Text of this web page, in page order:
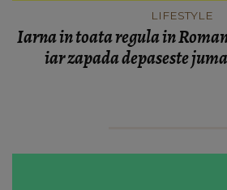
LIFESTYLE
Iarna in toata regula in
iar zapada depaseste